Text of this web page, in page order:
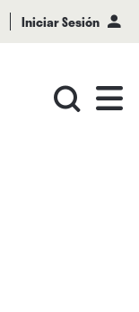
Iniciar Sesión